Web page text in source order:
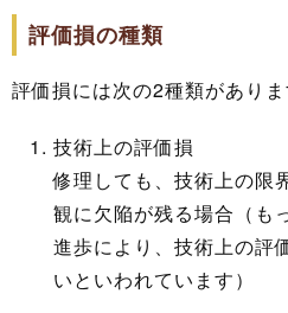
評価損の種類
評価損には次の2種類がありま
技術上の評価損
修理しても、技術上の限
観に欠陥が残る場合（も
進歩により、技術上の評
いといわれています）